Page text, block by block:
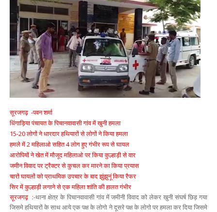
सूरजगढ़ -पवन शर्मा
धिंगाड़िया पंचायत के पिचानवावासी गांव में खुनी हमला
15-20 लोगों ने धारदार हथियारों से लोगों ने किया हमला
हमले में 2 महिलाओ सहित 4 लोग हुए गंभीर रूप से घायल
आरोपियों ने खेत में मौजूद महिलाओ पर किया कुल्हाड़ी से वार
जमीन विवाद पर ट्रैक्टर से कुचल कर मारने का किया प्रयास
चारों घायलों को प्राथमिक उपचार के बाद झुंझुनूं किया रैफर
सिर में कुल्हाड़ी लगाने से एक महिला शांति की हालत गंभीर
सूरजगढ़ :-थाना क्षेत्र के पिचानवावासी गांव में जमीनी विवाद को लेकर खुनी संघर्ष छिड़ गया
जिसमे हथियारों के साथ आये एक पक्ष के लोगो ने दूसरे पक्ष के लोगो पर हमला कर दिया जिसमे